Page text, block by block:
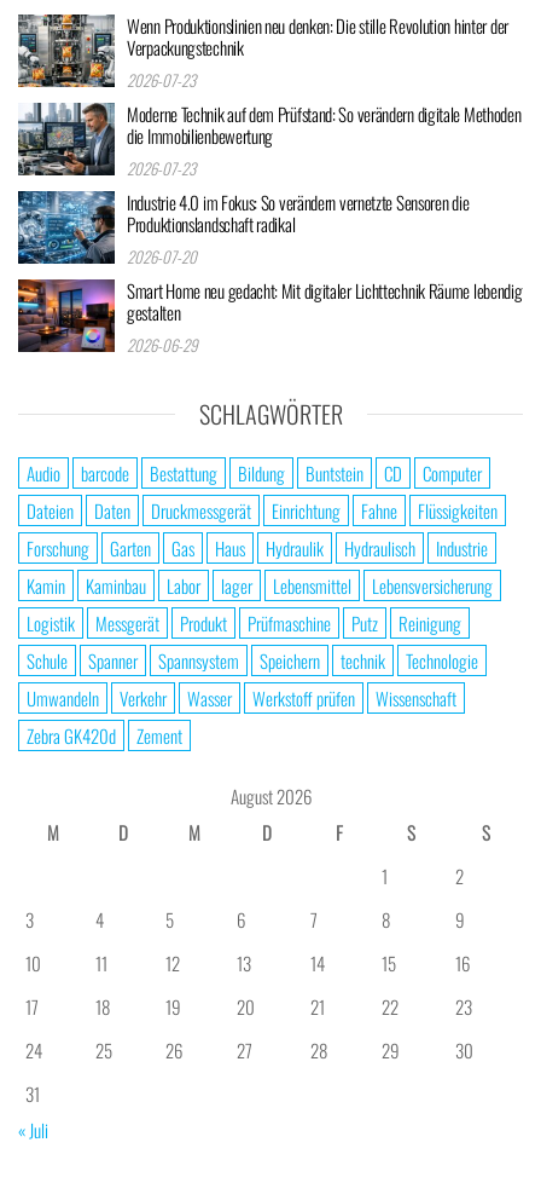
Wenn Produktionslinien neu denken: Die stille Revolution hinter der
Verpackungstechnik
2026-07-23
Moderne Technik auf dem Prüfstand: So verändern digitale Methoden
die Immobilienbewertung
2026-07-23
Industrie 4.0 im Fokus: So verändern vernetzte Sensoren die
Produktionslandschaft radikal
2026-07-20
Smart Home neu gedacht: Mit digitaler Lichttechnik Räume lebendig
gestalten
2026-06-29
SCHLAGWÖRTER
Audio barcode Bestattung Bildung Buntstein CD
Computer
Dateien
Daten Druckmessgerät Einrichtung Fahne
Flüssigkeiten
Forschung
Garten Gas Haus Hydraulik Hydraulisch
Industrie
Kamin
Kaminbau Labor lager Lebensmittel
Lebensversicherung
Logistik
Messgerät Produkt Prüfmaschine Putz
Reinigung
Schule
Spanner Spannsystem Speichern technik
Technologie
Umwandeln
Verkehr Wasser Werkstoff prüfen
Wissenschaft
Zebra GK420d
Zement
August 2026
M
D M D F S
S
1
2
3
4 5 6 7 8
9
10
11 12 13 14 15
16
17
18 19 20 21 22
23
24
25 26 27 28 29
30
31
« Juli